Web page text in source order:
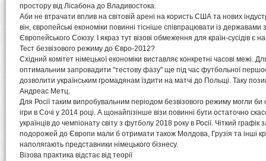
простору від Лісабона до Владивостока.
Аби не втрачати вплив на світовій арені на користь США та нових
він, європейські економіки повинні тісніше співпрацювати із державами
Європейського Союзу. І якраз тут візові обмеження для країн-сусідів є
Тест безвізового режиму до Євро-2012?
Східний комітет німецької економіки виставляє конкретні часові межі.
оптимальним запровадити "тестову фазу" ще під час футбольної
дозволити українським громадянам їздити на матчі до Польщі. Таку
Андреас Метц.
Для Росії таким випробувальним періодом безвізового режиму могли би
ігри в Сочі у 2014 році. А щонайпізінше візи повинні бути остаточно
українців до чемпіонату світу з футболу 2018 року в Росії. Чіткий
подорожей до Європи мали б отримати також Молдова, Грузія та інші
наполягають представники німецького бізнесу.
Візова практика відстає від теорії